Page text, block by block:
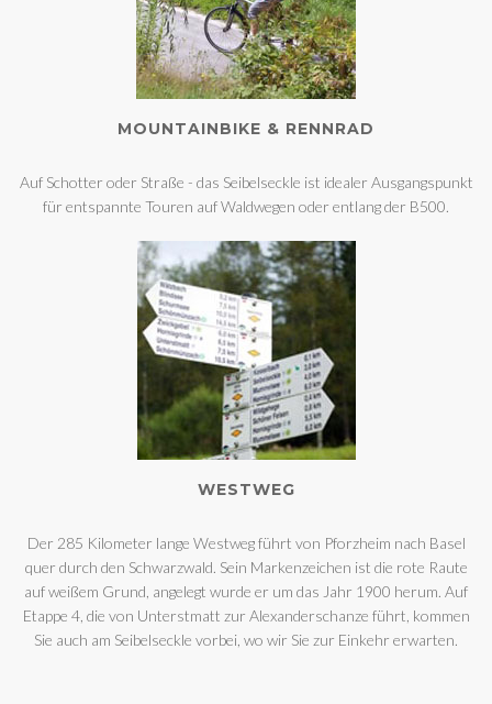
MOUNTAINBIKE & RENNRAD
Auf Schotter oder Straße - das Seibelseckle ist idealer Ausgangspunkt
für entspannte Touren auf Waldwegen oder entlang der B500.
WESTWEG
Der 285 Kilometer lange Westweg führt von Pforzheim nach Basel
quer durch den Schwarzwald. Sein Markenzeichen ist die rote Raute
auf weißem Grund, angelegt wurde er um das Jahr 1900 herum. Auf
Etappe 4, die von Unterstmatt zur Alexanderschanze führt, kommen
Sie auch am Seibelseckle vorbei, wo wir Sie zur Einkehr erwarten.